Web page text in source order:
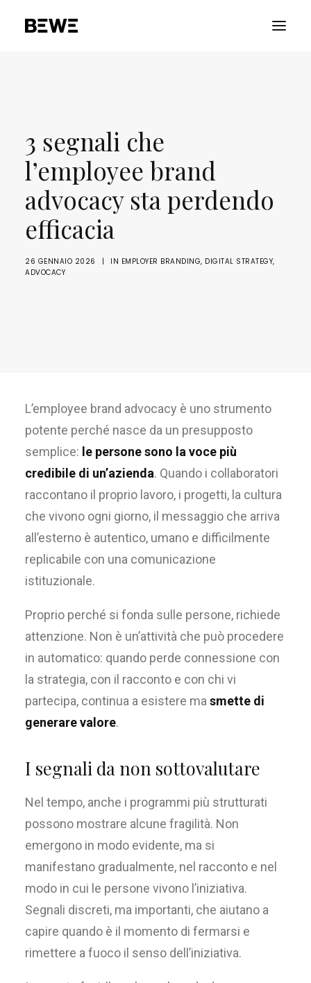
SERVIZI
RISORSE
ADVOCACY
CONTATTACI
3 segnali che
l’employee brand
advocacy sta perdendo
efficacia
26 GENNAIO 2026 | IN EMPLOYER BRANDING, DIGITAL STRATEGY,
ADVOCACY
L’employee brand advocacy è uno strumento
potente perché nasce da un presupposto
semplice: le persone sono la voce più
credibile di un’azienda. Quando i collaboratori
raccontano il proprio lavoro, i progetti, la cultura
che vivono ogni giorno, il messaggio che arriva
all’esterno è autentico, umano e difficilmente
replicabile con una comunicazione
istituzionale.
Proprio perché si fonda sulle persone, richiede
attenzione. Non è un’attività che può procedere
in automatico: quando perde connessione con
la strategia, con il racconto e con chi vi
partecipa, continua a esistere ma smette di
generare valore.
I segnali da non sottovalutare
Nel tempo, anche i programmi più strutturati
possono mostrare alcune fragilità. Non
emergono in modo evidente, ma si
manifestano gradualmente, nel racconto e nel
modo in cui le persone vivono l’iniziativa.
Segnali discreti, ma importanti, che aiutano a
capire quando è il momento di fermarsi e
rimettere a fuoco il senso dell’iniziativa.